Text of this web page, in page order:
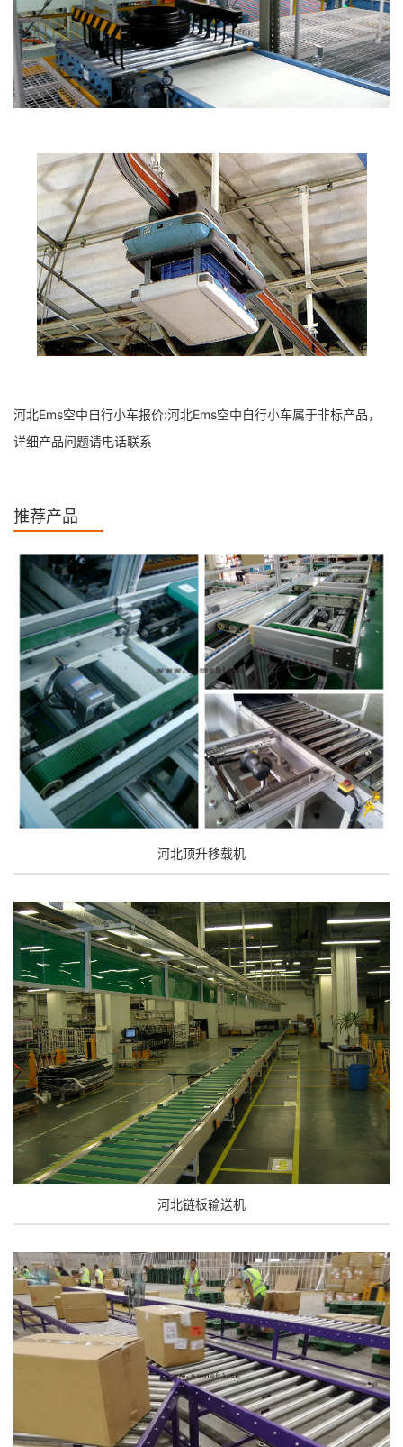
河北Ems空中自行小车报价:河北Ems空中自行小车属于非标产品，
详细产品问题请电话联系
推荐产品
河北顶升移载机
河北链板输送机